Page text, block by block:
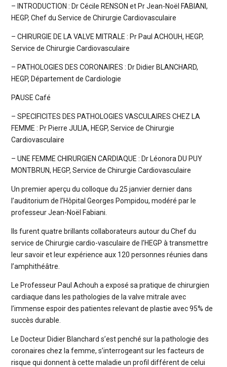
– INTRODUCTION : Dr Cécile RENSON et Pr Jean-Noël FABIANI,
HEGP, Chef du Service de Chirurgie Cardiovasculaire
– CHIRURGIE DE LA VALVE MITRALE : Pr Paul ACHOUH, HEGP,
Service de Chirurgie Cardiovasculaire
– PATHOLOGIES DES CORONAIRES : Dr Didier BLANCHARD,
HEGP, Département de Cardiologie
PAUSE Café
– SPECIFICITES DES PATHOLOGIES VASCULAIRES CHEZ LA
FEMME : Pr Pierre JULIA, HEGP, Service de Chirurgie
Cardiovasculaire
– UNE FEMME CHIRURGIEN CARDIAQUE : Dr Léonora DU PUY
MONTBRUN, HEGP, Service de Chirurgie Cardiovasculaire
Un premier aperçu du colloque du 25 janvier dernier dans
l’auditorium de l’Hôpital Georges Pompidou, modéré par le
professeur Jean-Noël Fabiani.
Ils furent quatre brillants collaborateurs autour du Chef du
service de Chirurgie cardio-vasculaire de l’HEGP à transmettre
leur savoir et leur expérience aux 120 personnes réunies dans
l’amphithéâtre.
Le Professeur Paul Achouh a exposé sa pratique de chirurgien
cardiaque dans les pathologies de la valve mitrale avec
l’immense espoir des patientes relevant de plastie avec 95% de
succès durable.
Le Docteur Didier Blanchard s’est penché sur la pathologie des
coronaires chez la femme, s’interrogeant sur les facteurs de
risque qui donnent à cette maladie un profil différent de celui